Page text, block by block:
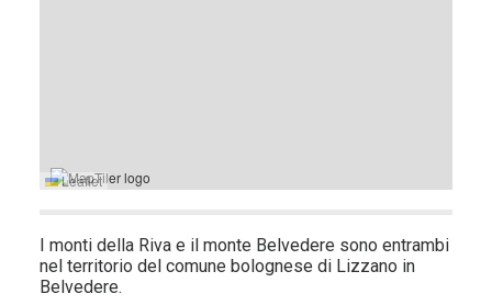
Leaflet
I monti della Riva e il monte Belvedere sono entrambi
nel territorio del comune bolognese di Lizzano in
Belvedere.